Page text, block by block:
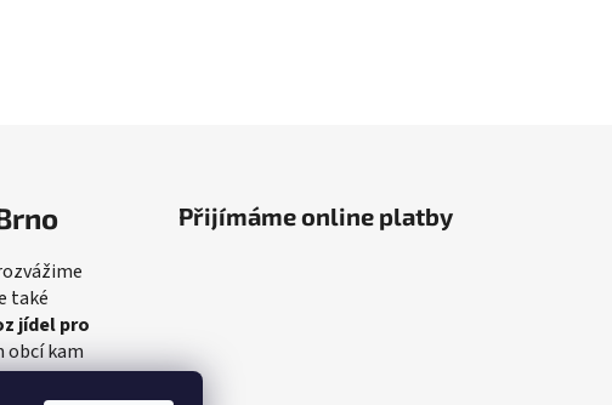
také
jídel pro
obcí kam
.
Přijímáme online platby